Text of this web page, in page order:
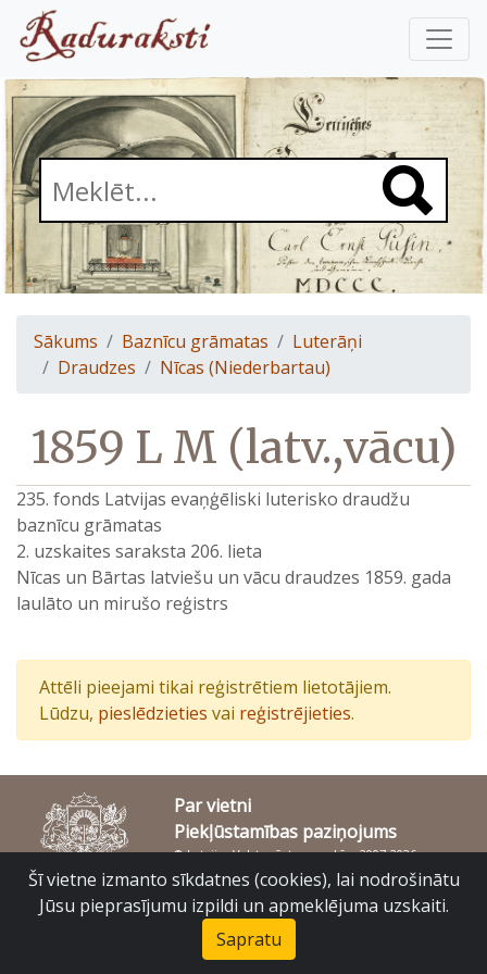
Sākums Baznīcu grāmatas
Luterāņi
Draudzes
Nīcas (Niederbartau)
1859 L M (latv.,vācu)
235. fonds Latvijas evaņģēliski luterisko draudžu
baznīcu grāmatas
2. uzskaites saraksta 206. lieta
Nīcas un Bārtas latviešu un vācu draudzes 1859. gada
laulāto un mirušo reģistrs
Attēli pieejami tikai reģistrētiem lietotājiem.
Lūdzu, pieslēdzieties vai reģistrējieties.
Par vietni
Piekļūstamības paziņojums
© Latvijas Valsts vēstures arhīvs 2007-2026
Slokas iela 16, Rīga, LV – 1048
Šī vietne izmanto sīkdatnes (cookies), lai nodrošinātu
Jūsu pieprasījumu izpildi un apmeklējuma uzskaiti.
Sapratu